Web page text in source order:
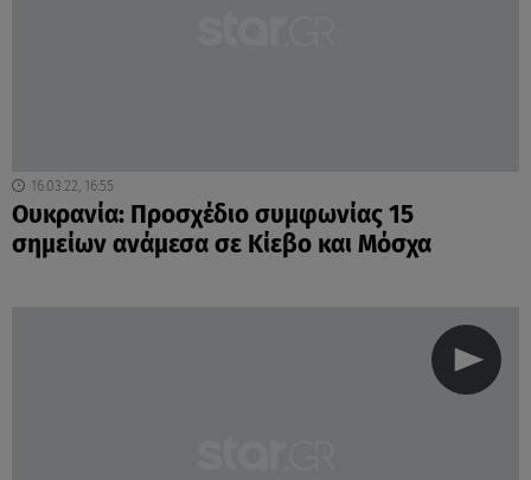
16.03.22, 16:55
Ουκρανία: Προσχέδιο συμφωνίας 15
σημείων ανάμεσα σε Κίεβο και Μόσχα